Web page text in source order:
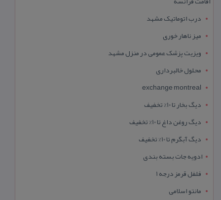
درب اتوماتیک مشهد
میز ناهار خوری
ویزیت پزشک عمومی در منزل مشهد
محلول خالبرداری
exchange montreal
دیگ بخار تا 10% تخفیف
دیگ روغن داغ تا 10% تخفیف
دیگ آبگرم تا 10% تخفیف
ادویه جات بسته بندی
فلفل قرمز درجه 1
مانتو اسلامی